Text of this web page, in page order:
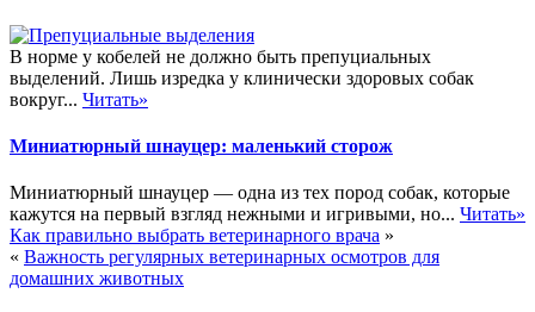
В норме у кобелей не должно быть препуциальных
выделений. Лишь изредка у клинически здоровых собак
вокруг... Читать»
Миниатюрный шнауцер: маленький сторож
Миниатюрный шнауцер — одна из тех пород собак, которые
кажутся на первый взгляд нежными и игривыми, но... Читать»
Как правильно выбрать ветеринарного врача »
« Важность регулярных ветеринарных осмотров для
домашних животных